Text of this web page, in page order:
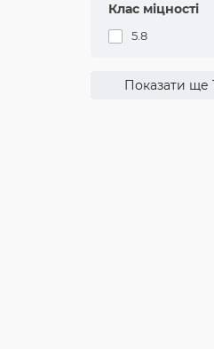
Клас міцності
5.8
Показати ще